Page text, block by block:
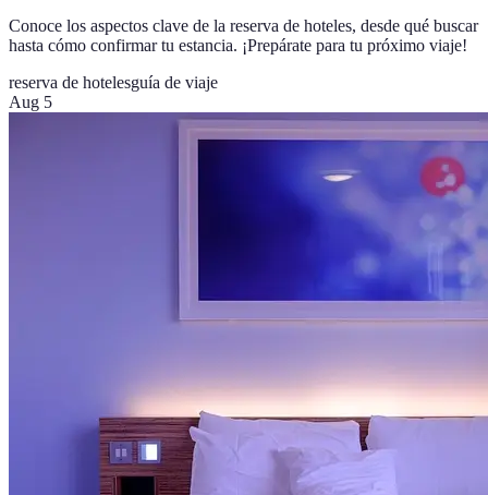
Conoce los aspectos clave de la reserva de hoteles, desde qué buscar
hasta cómo confirmar tu estancia. ¡Prepárate para tu próximo viaje!
reserva de hotelesguía de viaje
Aug 5